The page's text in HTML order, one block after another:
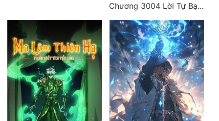
Chương 3004 Lời Tự Bạch Kết Thúc